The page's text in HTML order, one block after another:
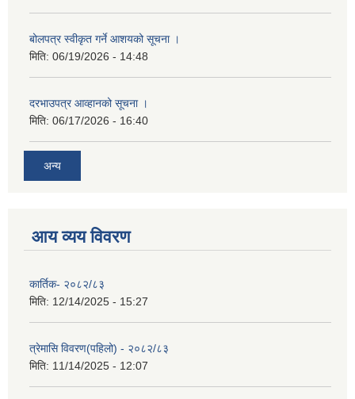
बोलपत्र स्वीकृत गर्ने आशयको सूचना ।
मिति: 06/19/2026 - 14:48
दरभाउपत्र आव्हानको सूचना ।
मिति: 06/17/2026 - 16:40
अन्य
आय व्यय विवरण
कार्तिक- २०८२/८३
मिति: 12/14/2025 - 15:27
त्रेमासि विवरण(पहिलो) - २०८२/८३
मिति: 11/14/2025 - 12:07